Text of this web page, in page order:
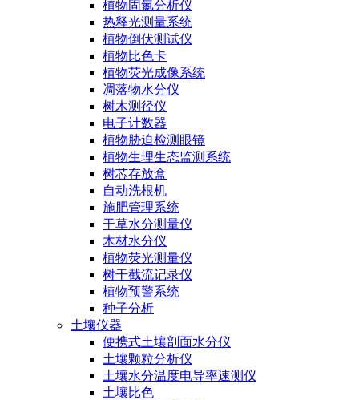
植物固氮分析仪
热释光测量系统
植物倒伏测试仪
植物比色卡
植物荧光成像系统
凋落物水分仪
树木测径仪
电子计数器
植物胁迫检测眼镜
植物生理生态监测系统
树芯存放盒
自动洗根机
施肥管理系统
干草水分测量仪
木材水分仪
植物荧光测量仪
树干截流记录仪
植物预警系统
种子分析
土壤仪器
便携式土壤剖面水分仪
土壤颗粒分析仪
土壤水分温度电导率速测仪
土壤比色